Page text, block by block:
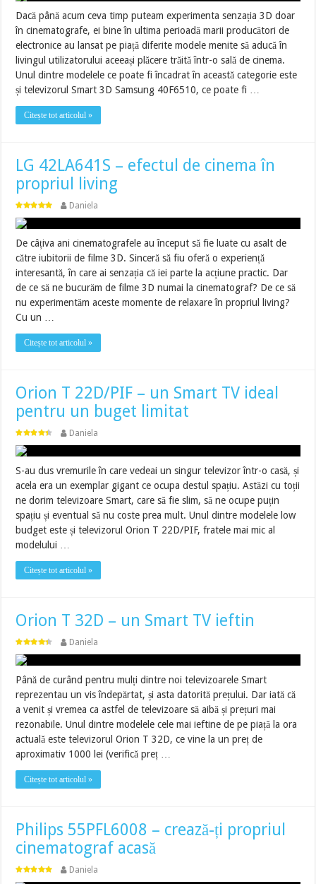
Dacă până acum ceva timp puteam experimenta senzația 3D doar
în cinematografe, ei bine în ultima perioadă marii producători de
electronice au lansat pe piață diferite modele menite să aducă în
livingul utilizatorului aceeași plăcere trăită într-o sală de cinema.
Unul dintre modelele ce poate fi încadrat în această categorie este
și televizorul Smart 3D Samsung 40F6510, ce poate fi …
Citește tot articolul »
LG 42LA641S – efectul de cinema în
propriul living
Daniela
De câțiva ani cinematografele au început să fie luate cu asalt de
către iubitorii de filme 3D. Sinceră să fiu oferă o experiență
interesantă, în care ai senzația că iei parte la acțiune practic. Dar
de ce să ne bucurăm de filme 3D numai la cinematograf? De ce să
nu experimentăm aceste momente de relaxare în propriul living?
Cu un …
Citește tot articolul »
Orion T 22D/PIF – un Smart TV ideal
pentru un buget limitat
Daniela
S-au dus vremurile în care vedeai un singur televizor într-o casă, și
acela era un exemplar gigant ce ocupa destul spațiu. Astăzi cu toții
ne dorim televizoare Smart, care să fie slim, să ne ocupe puțin
spațiu și eventual să nu coste prea mult. Unul dintre modelele low
budget este și televizorul Orion T 22D/PIF, fratele mai mic al
modelului …
Citește tot articolul »
Orion T 32D – un Smart TV ieftin
Daniela
Până de curând pentru mulți dintre noi televizoarele Smart
reprezentau un vis îndepărtat, și asta datorită prețului. Dar iată că
a venit și vremea ca astfel de televizoare să aibă și prețuri mai
rezonabile. Unul dintre modelele cele mai ieftine de pe piață la ora
actuală este televizorul Orion T 32D, ce vine la un preț de
aproximativ 1000 lei (verifică preț …
Citește tot articolul »
Philips 55PFL6008 – crează-ți propriul
cinematograf acasă
Daniela